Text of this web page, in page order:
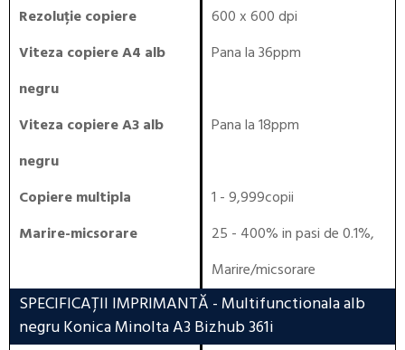
Rezoluție copiere
600 x 600 dpi
Viteza copiere A4 alb
negru
Pana la 36ppm
Viteza copiere A3 alb
negru
Pana la 18ppm
Copiere multipla
1 - 9,999copii
Marire-micsorare
25 - 400% in pasi de 0.1%,
Marire/micsorare
SPECIFICAȚII IMPRIMANTĂ - Multifunctionala alb
negru Konica Minolta A3 Bizhub 361i